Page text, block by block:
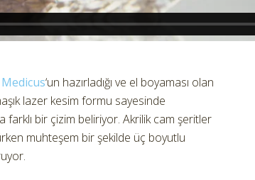
‘un hazırladığı ve el boyaması olan
lazer kesim formu sayesinde
farklı bir çizim beliriyor. Akrilik cam şeritler
muhteşem bir şekilde üç boyutlu